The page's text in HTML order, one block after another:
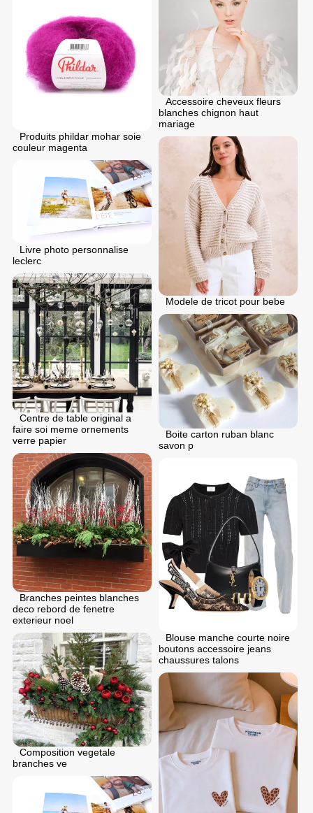
Accessoire cheveux fleurs
blanches chignon haut
mariage
Produits phildar mohar soie
couleur magenta
Modele de tricot pour bebe
Livre photo personnalise
leclerc
Centre de table original a
faire soi meme ornements
verre papier
Boite carton ruban blanc
savon p
Branches peintes blanches
deco rebord de fenetre
exterieur noel
Blouse manche courte noire
boutons accessoire jeans
chaussures talons
Composition vegetale
branches ve